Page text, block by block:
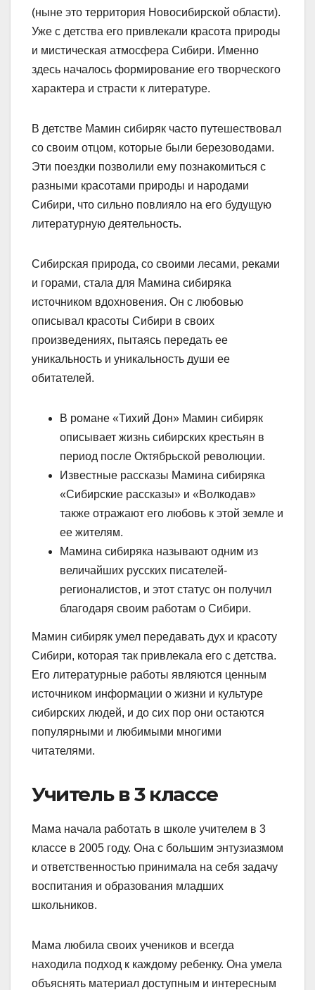
(ныне это территория Новосибирской области).
Уже с детства его привлекали красота природы
и мистическая атмосфера Сибири. Именно
здесь началось формирование его творческого
характера и страсти к литературе.
В детстве Мамин сибиряк часто путешествовал
со своим отцом, которые были березоводами.
Эти поездки позволили ему познакомиться с
разными красотами природы и народами
Сибири, что сильно повлияло на его будущую
литературную деятельность.
Сибирская природа, со своими лесами, реками
и горами, стала для Мамина сибиряка
источником вдохновения. Он с любовью
описывал красоты Сибири в своих
произведениях, пытаясь передать ее
уникальность и уникальность души ее
обитателей.
В романе «Тихий Дон» Мамин сибиряк
описывает жизнь сибирских крестьян в
период после Октябрьской революции.
Известные рассказы Мамина сибиряка
«Сибирские рассказы» и «Волкодав»
также отражают его любовь к этой земле и
ее жителям.
Мамина сибиряка называют одним из
величайших русских писателей-
регионалистов, и этот статус он получил
благодаря своим работам о Сибири.
Мамин сибиряк умел передавать дух и красоту
Сибири, которая так привлекала его с детства.
Его литературные работы являются ценным
источником информации о жизни и культуре
сибирских людей, и до сих пор они остаются
популярными и любимыми многими
читателями.
Учитель в 3 классе
Мама начала работать в школе учителем в 3
классе в 2005 году. Она с большим энтузиазмом
и ответственностью принимала на себя задачу
воспитания и образования младших
школьников.
Мама любила своих учеников и всегда
находила подход к каждому ребенку. Она умела
объяснять материал доступным и интересным